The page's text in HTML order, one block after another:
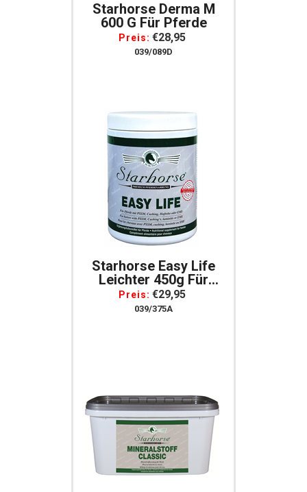
Starhorse Derma M
600 G Für Pferde
Preis: €28,95
039/089D
Starhorse Easy Life
Leichter 450g Für
Pferde
Preis: €29,95
039/375A